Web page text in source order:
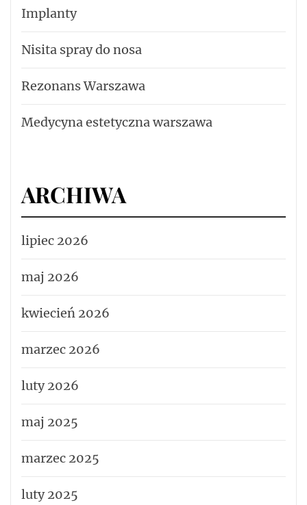
Implanty
Nisita spray do nosa
Rezonans Warszawa
Medycyna estetyczna warszawa
ARCHIWA
lipiec 2026
maj 2026
kwiecień 2026
marzec 2026
luty 2026
maj 2025
marzec 2025
luty 2025